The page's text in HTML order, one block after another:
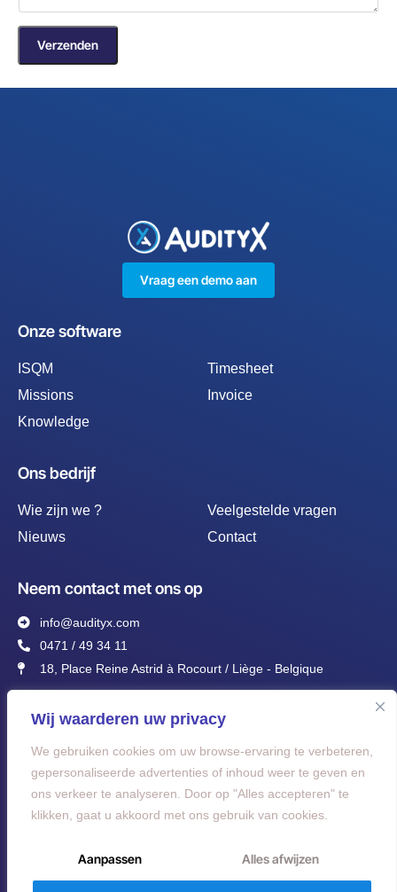
Wij waarderen uw privacy
We gebruiken cookies om uw browse-ervaring te verbeteren,
gepersonaliseerde advertenties of inhoud weer te geven en
ons verkeer te analyseren. Door op "Alles accepteren" te
klikken, gaat u akkoord met ons gebruik van cookies.
Aanpassen Alles afwijzen
Verzenden
Onze software
ISQM
Missions
Knowledge
Timesheet
Invoice
Ons bedrijf
Wie zijn we ?
Nieuws
Veelgestelde vragen
Contact
Neem contact met ons op
info@audityx.com
0471 / 49 34 11
18, Place Reine Astrid à Rocourt / Liège - Belgique
Ik ga akkoord met het Privacybeleid en geef mijn toestemming voor de
verwerking van mijn persoonsgegevens voor de doeleinden die in het
Privacybeleid zijn gespecificeerd.
Ontvang de Audityx-nieuwsbrief
Alternative:
Vraag een demo aan